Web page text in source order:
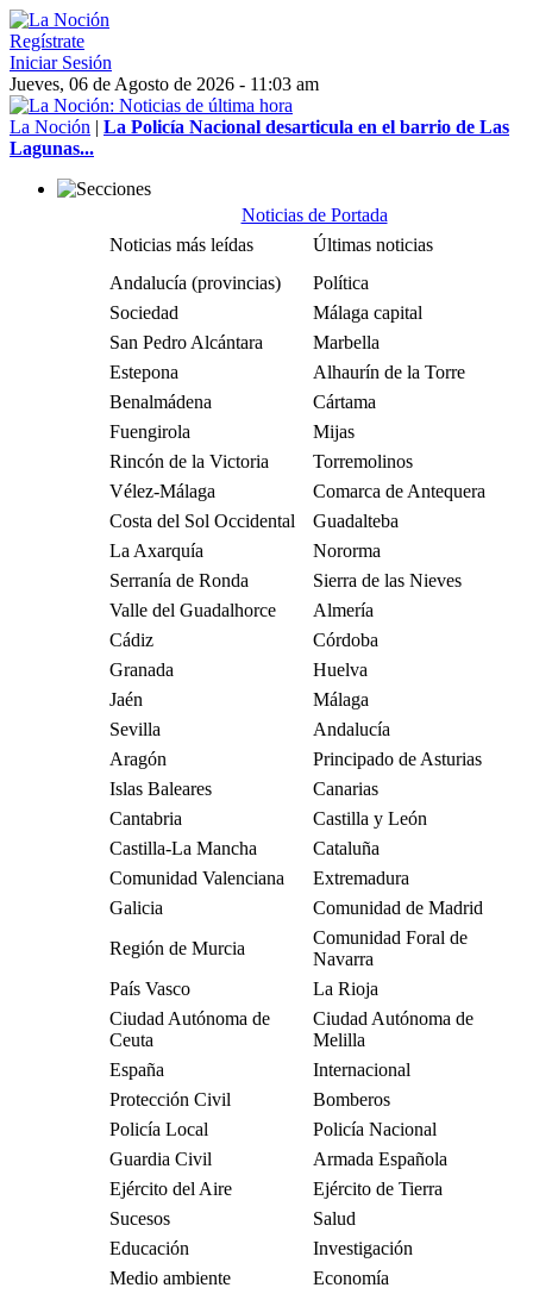
Regístrate
Iniciar Sesión
Jueves, 06 de Agosto de 2026 - 11:03 am
La Noción | La Policía Nacional desarticula en el barrio de Las
Lagunas...
Noticias de Portada
Noticias más leídas
Últimas noticias
Andalucía (provincias)
Política
Sociedad
Málaga capital
San Pedro Alcántara
Marbella
Estepona
Alhaurín de la Torre
Benalmádena
Cártama
Fuengirola
Mijas
Rincón de la Victoria
Torremolinos
Vélez-Málaga
Comarca de Antequera
Costa del Sol Occidental
Guadalteba
La Axarquía
Nororma
Serranía de Ronda
Sierra de las Nieves
Valle del Guadalhorce
Almería
Cádiz
Córdoba
Granada
Huelva
Jaén
Málaga
Sevilla
Andalucía
Aragón
Principado de Asturias
Islas Baleares
Canarias
Cantabria
Castilla y León
Castilla-La Mancha
Cataluña
Comunidad Valenciana
Extremadura
Galicia
Comunidad de Madrid
Región de Murcia
Comunidad Foral de
Navarra
País Vasco
La Rioja
Ciudad Autónoma de
Ceuta
Ciudad Autónoma de
Melilla
España
Internacional
Protección Civil
Bomberos
Policía Local
Policía Nacional
Guardia Civil
Armada Española
Ejército del Aire
Ejército de Tierra
Sucesos
Salud
Educación
Investigación
Medio ambiente
Economía